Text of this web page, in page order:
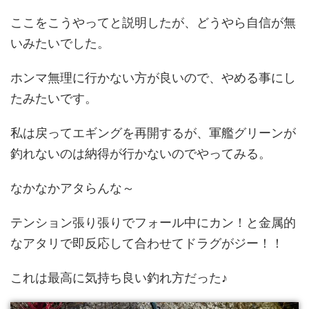
ここをこうやってと説明したが、どうやら自信が無
いみたいでした。
ホンマ無理に行かない方が良いので、やめる事にし
たみたいです。
私は戻ってエギングを再開するが、軍艦グリーンが
釣れないのは納得が行かないのでやってみる。
なかなかアタらんな～
テンション張り張りでフォール中にカン！と金属的
なアタリで即反応して合わせてドラグがジー！！
これは最高に気持ち良い釣れ方だった♪